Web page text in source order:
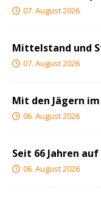
07. August 2026
Mittelstand und
07. August 2026
Mit den Jägern
06. August 2026
Seit 66 Jahren
06. August 2026